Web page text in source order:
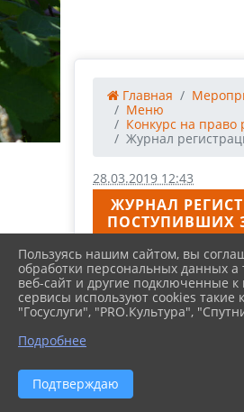
Главная
Меню
Конкурс на право
Журнал
28.03.2019 12:43
ЖУРНАЛ
ПОСТУПИВШИХ
ФАЙЛЫ
регистрации
(517.0 KiB)
Пользуясь нашим сайтом, вы
обработки персональных данных
веб-сайт и другие подключенные к
сервисы используют cookies такие
"Госуслуги", "PRO.Культура",
Подробнее
Подтверждаю